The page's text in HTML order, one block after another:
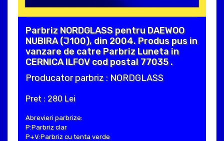
Parbriz NORDGLASS pentru DAEWOO
NUBIRA (J100), din 2004. Produs pus in
vanzare de catre Parbriz Luneta in
CERNICA ILFOV cod postal 77035 .
Producator parbriz : NORDGLASS
Pret : 280 Lei
Abrevieri parbrize:
P:Parbriz clar
P+V:Parbriz cu tenta verde